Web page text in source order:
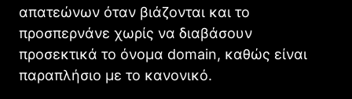
απατεώνων όταν βιάζονται και το
προσπερνάνε χωρίς να διαβάσουν
προσεκτικά το όνομα domain, καθώς είναι
παραπλήσιο με το κανονικό.